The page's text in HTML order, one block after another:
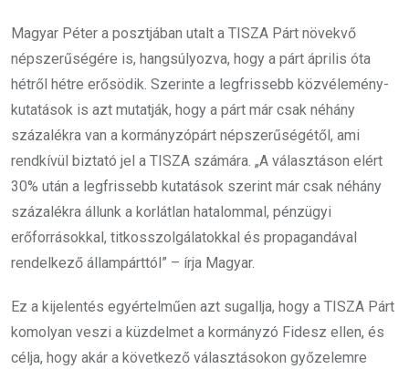
Magyar Péter a posztjában utalt a TISZA Párt növekvő
népszerűségére is, hangsúlyozva, hogy a párt április óta
hétről hétre erősödik. Szerinte a legfrissebb közvélemény-
kutatások is azt mutatják, hogy a párt már csak néhány
százalékra van a kormányzópárt népszerűségétől, ami
rendkívül biztató jel a TISZA számára. „A választáson elért
30% után a legfrissebb kutatások szerint már csak néhány
százalékra állunk a korlátlan hatalommal, pénzügyi
erőforrásokkal, titkosszolgálatokkal és propagandával
rendelkező állampárttól” – írja Magyar.
Ez a kijelentés egyértelműen azt sugallja, hogy a TISZA Párt
komolyan veszi a küzdelmet a kormányzó Fidesz ellen, és
célja, hogy akár a következő választásokon győzelemre